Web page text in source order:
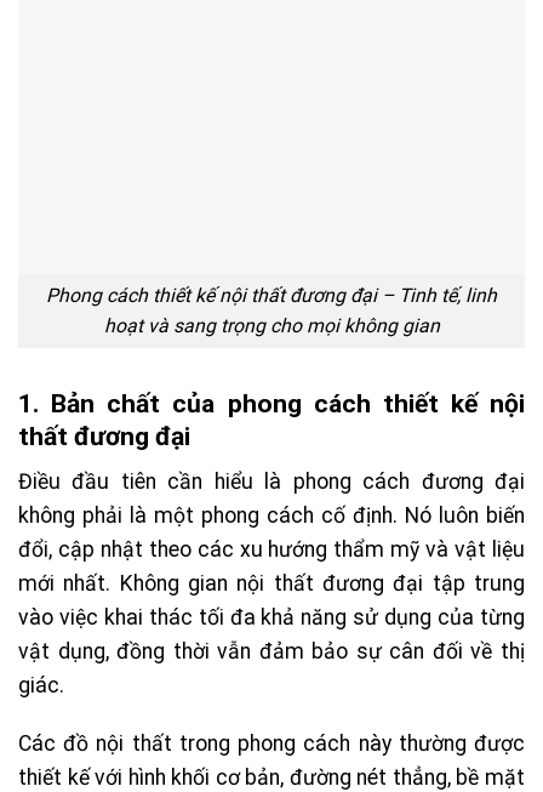
Phong cách thiết kế nội thất đương đại – Tinh tế, linh
hoạt và sang trọng cho mọi không gian
1. Bản chất của phong cách thiết kế nội
thất đương đại
Điều đầu tiên cần hiểu là phong cách đương đại
không phải là một phong cách cố định. Nó luôn biến
đổi, cập nhật theo các xu hướng thẩm mỹ và vật liệu
mới nhất. Không gian nội thất đương đại tập trung
vào việc khai thác tối đa khả năng sử dụng của từng
vật dụng, đồng thời vẫn đảm bảo sự cân đối về thị
giác.
Các đồ nội thất trong phong cách này thường được
thiết kế với hình khối cơ bản, đường nét thẳng, bề mặt